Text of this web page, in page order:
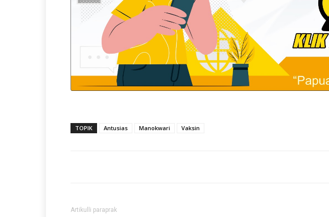
TOPIK Antusias Manokwari Vaksin
Artikulli paraprak